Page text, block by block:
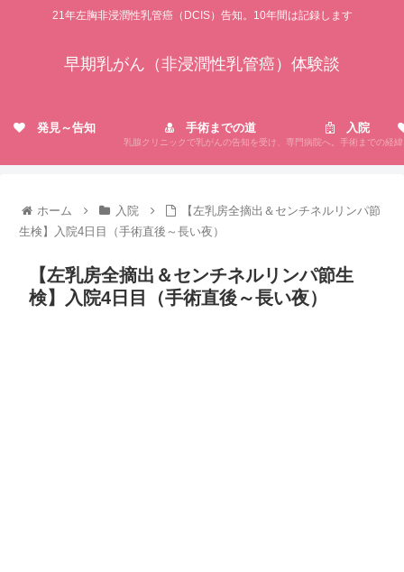
21年左胸非浸潤性乳管癌（DCIS）告知。10年間は記録します
早期乳がん（非浸潤性乳管癌）体験談
発見～告知 手術までの道
乳腺クリニックで乳がんの告知を受け、専門病院へ。手術までの経
入院
ホーム 入院
【左乳房全摘出＆センチネルリンパ節
生検】入院4日目（手術直後～長い夜）
【左乳房全摘出＆センチネルリンパ節生
検】入院4日目（手術直後～長い夜）